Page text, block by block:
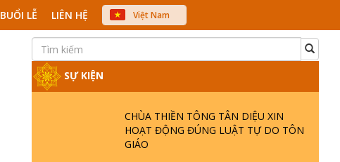
BUỔI LỄ LIÊN HỆ
Việt Nam
中文
SỰ KIỆN
CHÙA THIỀN TÔNG TÂN DIỆU XIN
HOẠT ĐỘNG ĐÚNG LUẬT TỰ DO TÔN
GIÁO